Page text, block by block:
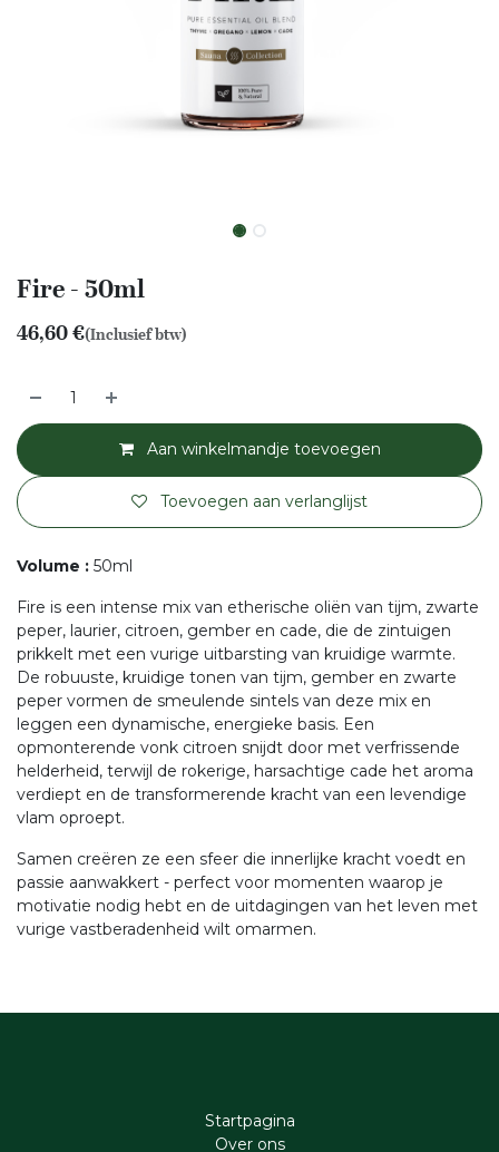
Fire - 50ml
46,60€(Inclusief btw)
Aan winkelmandje toevoegen
Toevoegen aan verlanglijst
Volume : 50ml
Fire is een intense mix van etherische oliën van tijm, zwarte
peper, laurier, citroen, gember en cade, die de zintuigen
prikkelt met een vurige uitbarsting van kruidige warmte.
De robuuste, kruidige tonen van tijm, gember en zwarte
peper vormen de smeulende sintels van deze mix en
leggen een dynamische, energieke basis. Een
opmonterende vonk citroen snijdt door met verfrissende
helderheid, terwijl de rokerige, harsachtige cade het aroma
verdiept en de transformerende kracht van een levendige
vlam oproept.
Samen creëren ze een sfeer die innerlijke kracht voedt en
passie aanwakkert - perfect voor momenten waarop je
motivatie nodig hebt en de uitdagingen van het leven met
vurige vastberadenheid wilt omarmen.
Startpagina
Ove​r​ ons